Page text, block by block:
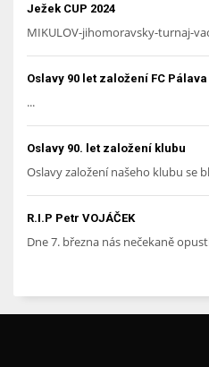
Ježek CUP 2024
MIKULOV-jihomoravsky-turnaj-
Oslavy 90 let založení FC
...
Oslavy 90. let založení klubu
Oslavy založení našeho klubu se
R.I.P Petr VOJÁČEK
Dne 7. března nás nečekaně